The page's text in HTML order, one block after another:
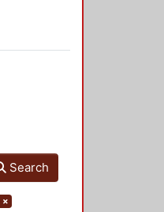
Search
×